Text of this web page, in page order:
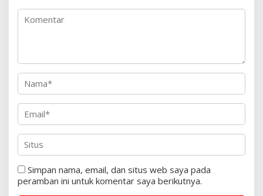
Simpan nama, email, dan situs web saya pada
peramban ini untuk komentar saya berikutnya.